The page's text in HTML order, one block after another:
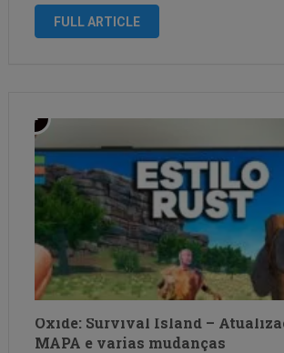
jogador suaves. Como é meu primeiro jogo
FULL ARTICLE
Oxide: Survival Island –
MAPA e varias mudanças